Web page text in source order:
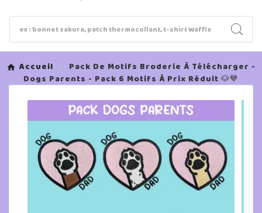
Accueil
Pack De Motifs Broderie À Télécharger -
Dogs Parents - Pack 6 Motifs À Prix Réduit 🐶💙